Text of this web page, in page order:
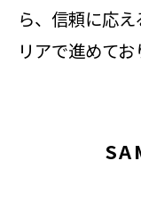
ら、信頼に応
リアで進めてお